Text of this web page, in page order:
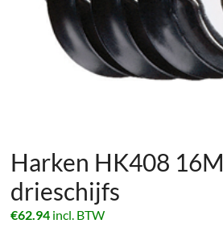
Harken HK408
drieschijfs
€62.94 incl. BTW